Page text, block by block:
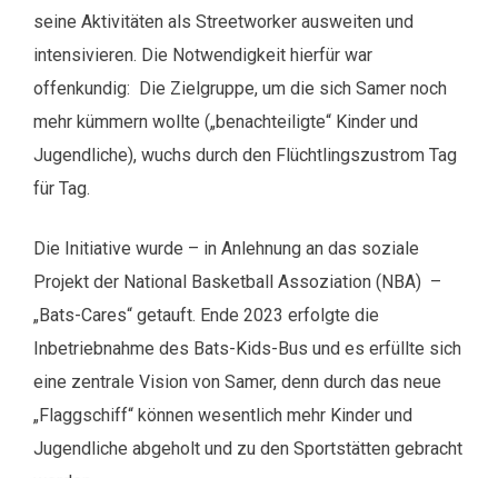
seine Aktivitäten als Streetworker ausweiten und
intensivieren. Die Notwendigkeit hierfür war
offenkundig: Die Zielgruppe, um die sich Samer noch
mehr kümmern wollte („benachteiligte“ Kinder und
Jugendliche), wuchs durch den Flüchtlingszustrom Tag
für Tag.
Die Initiative wurde – in Anlehnung an das soziale
Projekt der National Basketball Assoziation (NBA) –
„Bats-Cares“ getauft. Ende 2023 erfolgte die
Inbetriebnahme des Bats-Kids-Bus und es erfüllte sich
eine zentrale Vision von Samer, denn durch das neue
„Flaggschiff“ können wesentlich mehr Kinder und
Jugendliche abgeholt und zu den Sportstätten gebracht